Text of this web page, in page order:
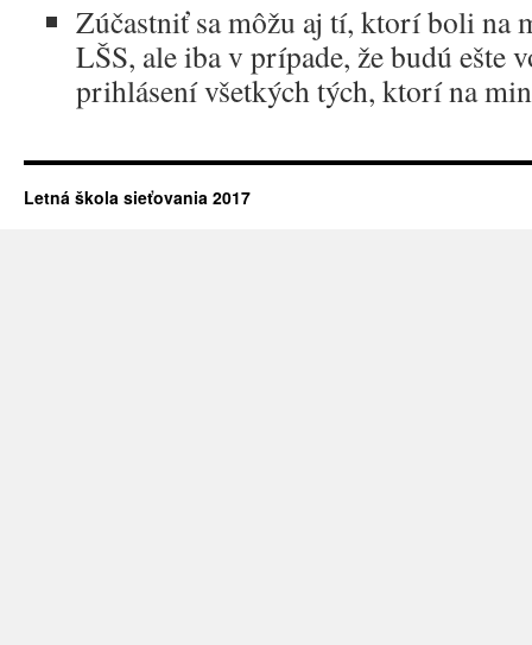
Zúčastniť sa môžu aj tí, ktorí boli na
LŠS, ale iba v prípade, že budú ešte
prihlásení všetkých tých, ktorí na
Letná škola sieťovania 2017